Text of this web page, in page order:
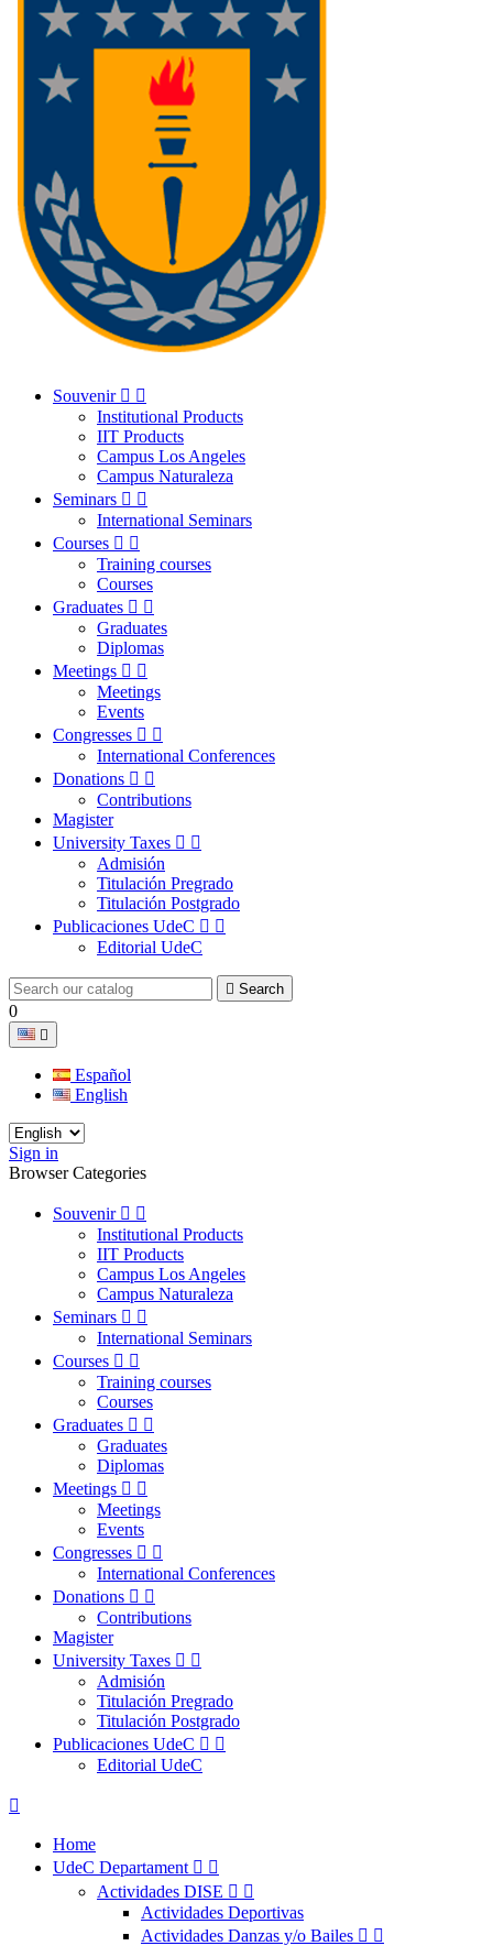
Souvenir  
Institutional Products
IIT Products
Campus Los Angeles
Campus Naturaleza
Seminars  
International Seminars
Courses  
Training courses
Courses
Graduates  
Graduates
Diplomas
Meetings  
Meetings
Events
Congresses  
International Conferences
Donations  
Contributions
Magister
University Taxes  
Admisión
Titulación Pregrado
Titulación Postgrado
Publicaciones UdeC  
Editorial UdeC
 Search
0

Español
English
Sign in
Browser Categories
Souvenir  
Institutional Products
IIT Products
Campus Los Angeles
Campus Naturaleza
Seminars  
International Seminars
Courses  
Training courses
Courses
Graduates  
Graduates
Diplomas
Meetings  
Meetings
Events
Congresses  
International Conferences
Donations  
Contributions
Magister
University Taxes  
Admisión
Titulación Pregrado
Titulación Postgrado
Publicaciones UdeC  
Editorial UdeC

Home
UdeC Departament  
Actividades DISE  
Actividades Deportivas
Actividades Danzas y/o Bailes  